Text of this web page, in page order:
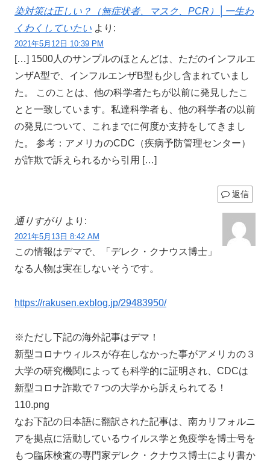
染対策は正しい？（無症状者、マスク、PCR）│一生わ
くわくしていたい より:
2021年5月12日 10:39 PM
[…] 1500人のサンプルのほとんどは、ただのインフルエ
ンザA型で、インフルエンザB型も少し含まれていまし
た。 このことは、他の科学者たちが以前に発見したこ
とと一致しています。私達科学者も、他の科学者の以前
の発見について、これまでに何度か支持をしてきまし
た。 参考：アメリカのCDC（疾病予防管理センター）
が詐欺で訴えられるから引用 […]
返信
通りすがり より:
2021年5月13日 8:42 AM
この情報はデマで、「デレク・クナウス博士」
なる人物は実在しないそうです。
https://rakusen.exblog.jp/29483950/
※ただし下記の海外記事はデマ！
新型コロナウィルスが存在しなかった事がアメリカの３
大学の研究機関によっても科学的に証明され、CDCは
新型コロナ詐欺で７つの大学から訴えられてる！
110.png
なお下記の日本語に翻訳された記事は、南カリフォルニ
アを拠点に活動しているウイルス学と免疫学を博士号を
もつ臨床検査の専門家デレク・クナウス博士により書か